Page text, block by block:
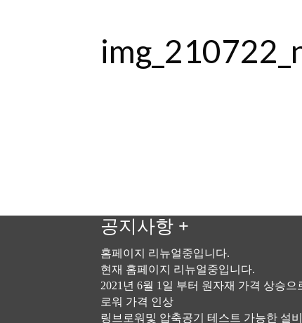
공지사항 +
홈페이지 리뉴얼중입니다.
현재 홈페이지 리뉴얼중입니다.
2021년 6월 1일 부터 원자재 가격 상승으
로워 가격 인상
링브로워및 압축공기 테스트 가능한 설